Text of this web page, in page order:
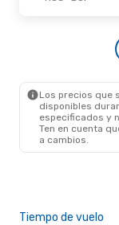
American Airlines
Los precios que
disponibles
especificados y
Ten en cuenta
a cambios.
Tiempo de vuelo